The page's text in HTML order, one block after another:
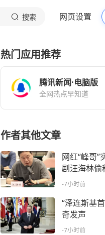
搜索 网页设置
热门应用推荐
腾讯新闻·电脑版
全网热点早知道
作者其他文章
网红“峰哥”
剧汪海林偷
回应：如有
清者自清，
-7小时前
“泽连斯基
奇发声
-7小时前